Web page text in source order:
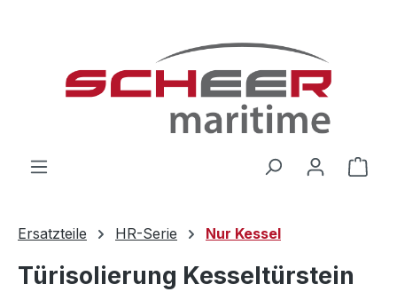
Ersatzteile HR-Serie Nur Kessel
Türisolierung Kesseltürstein